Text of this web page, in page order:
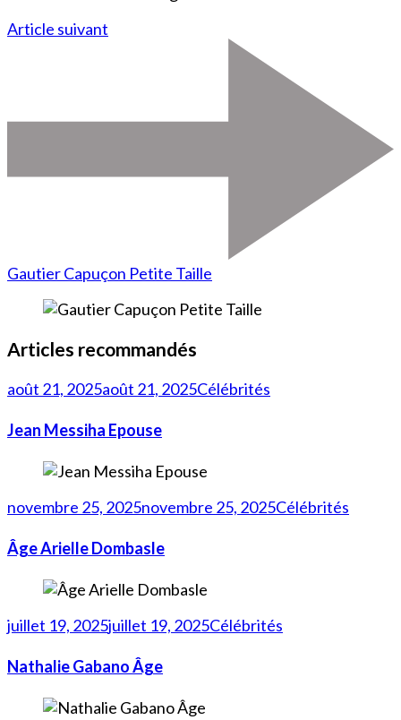
Article suivant
Gautier Capuçon Petite Taille
Articles recommandés
août 21, 2025août 21, 2025Célébrités
Jean Messiha Epouse
novembre 25, 2025novembre 25, 2025Célébrités
Âge Arielle Dombasle
juillet 19, 2025juillet 19, 2025Célébrités
Nathalie Gabano Âge